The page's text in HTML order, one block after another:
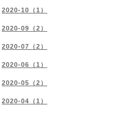
2020-10（1）
2020-09（2）
2020-07（2）
2020-06（1）
2020-05（2）
2020-04（1）